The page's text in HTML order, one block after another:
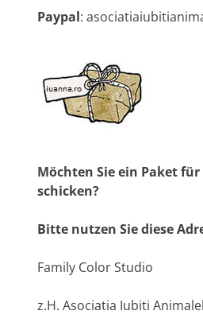
Paypal:
Möchten Sie ein Paket für
schicken?
Bitte nutzen Sie diese
Family Color Studio
z.H. Asociatia Iubiti